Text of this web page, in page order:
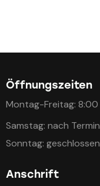
Öffnungszeiten
Montag-Freitag: 8:00
Samstag: nach
Sonntag: geschlossen
Anschrift